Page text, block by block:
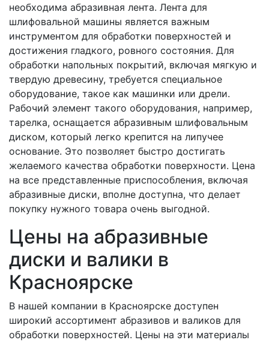
необходима абразивная лента. Лента для
шлифовальной машины является важным
инструментом для обработки поверхностей и
достижения гладкого, ровного состояния. Для
обработки напольных покрытий, включая мягкую и
твердую древесину, требуется специальное
оборудование, такое как машинки или дрели.
Рабочий элемент такого оборудования, например,
тарелка, оснащается абразивным шлифовальным
диском, который легко крепится на липучее
основание. Это позволяет быстро достигать
желаемого качества обработки поверхности. Цена
на все представленные приспособления, включая
абразивные диски, вполне доступна, что делает
покупку нужного товара очень выгодной.
Цены на абразивные
диски и валики в
Красноярске
В нашей компании в Красноярске доступен
широкий ассортимент абразивов и валиков для
обработки поверхностей. Цены на эти материалы